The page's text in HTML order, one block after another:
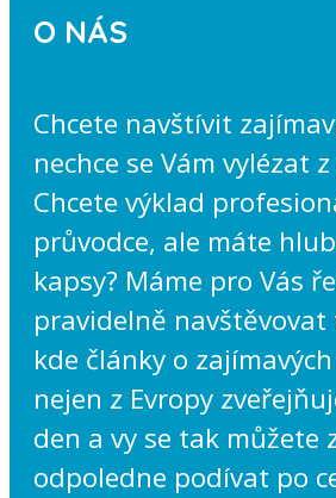
O NÁS
Chcete navštívit
nechce se Vám vylézat
Chcete výklad
průvodce, ale máte
kapsy? Máme pro Vás
pravidelně navštěvovat
kde články o
nejen z Evropy
den a vy se tak můžete
odpoledne podívat po